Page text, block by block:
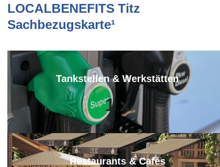
LOCALBENEFITS Titz
Sachbezugskarte¹
Tankstellen & Werkstätten
1 x
Restaurants & Cafés